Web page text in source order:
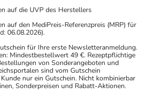
auf die UVP des Herstellers
auf den MediPreis-Referenzpreis (MRP) für
06.08.2026).
für Ihre erste Newsletteranmeldung.
Mindestbestellwert 49 €. Rezeptpflichtige
von Sonderangeboten und
sind vom Gutschein
nur ein Gutschein. Nicht kombinierbar
Sonderpreisen und Rabatt-Aktionen.